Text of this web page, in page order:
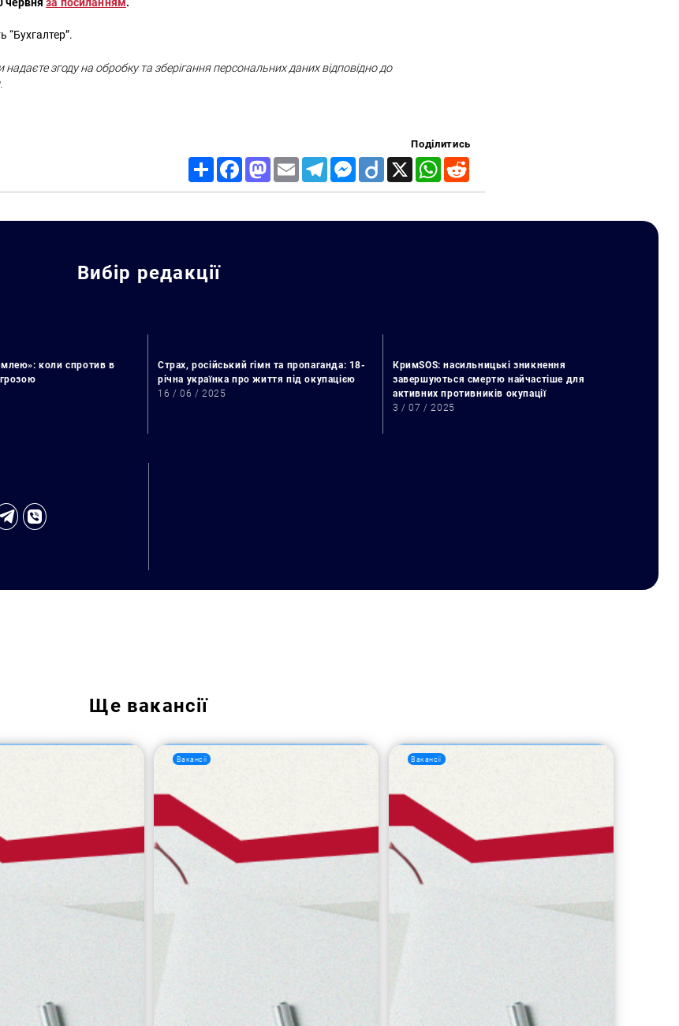
“Бухгалтер”.
згоду на обробку та зберігання персональних даних відповідно до
Поділитись
Share FacebookMastodon
Email TelegramMessenger
Diigo X WhatsApp
Вибір редакції
коли спротив в
Страх, російський гімн та пропаганда: 18-
річна українка про життя під окупацією
16 / 06 / 2025
КримSOS: насильницькі зникнення
завершуються смертю найчастіше для
активних противників окупації
3 / 07 / 2025
Ще вакансії
Вакансії Вакансії